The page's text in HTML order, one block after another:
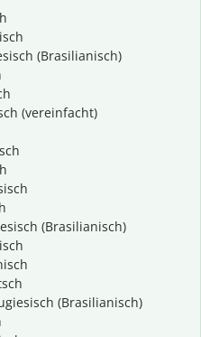
(Brasilianisch)
(vereinfacht)
(Brasilianisch)
(Brasilianisch)